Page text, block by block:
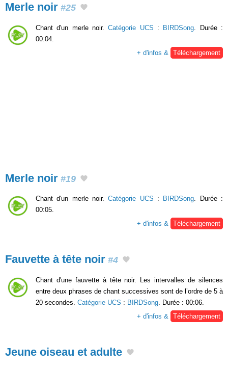
Merle noir #25
Chant d'un merle noir.Catégorie UCS : BIRDSong . Durée :
00:04.
+ d'infos &
Téléchargement
Merle noir #19
Chant d'un merle noir.Catégorie UCS : BIRDSong. Durée :
00:05.
+ d'infos & Téléchargement
Fauvette à tête noir #4
Chant d'une fauvette à tête noir. Les intervalles de silences
entre deux phrases de chant successives sont de l’ordre de 5 à
20 secondes. Catégorie UCS : BIRDSong. Durée : 00:06.
+ d'infos & Téléchargement
Jeune oiseau et adulte